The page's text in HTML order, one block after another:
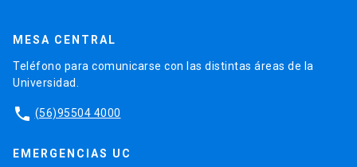
MESA CENTRAL
Teléfono para comunicarse con las distintas áreas de la
Universidad.
phone (56)95504 4000
EMERGENCIAS UC